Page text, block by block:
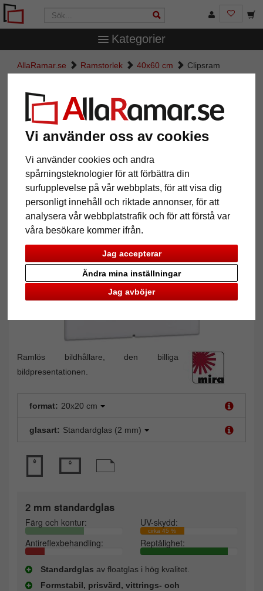
Vi använder oss av cookies
Vi använder cookies och andra
spårningsteknologier för att förbättra din
surfupplevelse på vår webbplats, för att visa dig
personligt innehåll och riktade annonser, för att
analysera vår webbplatstrafik och för att förstå var
våra besökare kommer ifrån.
Jag accepterar
Jag avböjer
Ändra mina inställningar
Kategorier
AllaRamar.se Ramstorlek 40x60 cm Clipsram
Clipsram
Ramlös bildhållare, den billiga
bildpresentationen.
format: 20x20 cm
glasart: Standardglas (2 mm)
2 mm standardglas
Färg och kontur: UV-skydd:
cirka 45 %
Antireflexbehandling: Reptålighet:
Standardglas av floatglas i hög kvalitet.
Formstabil, prisvärd, vittrings- och